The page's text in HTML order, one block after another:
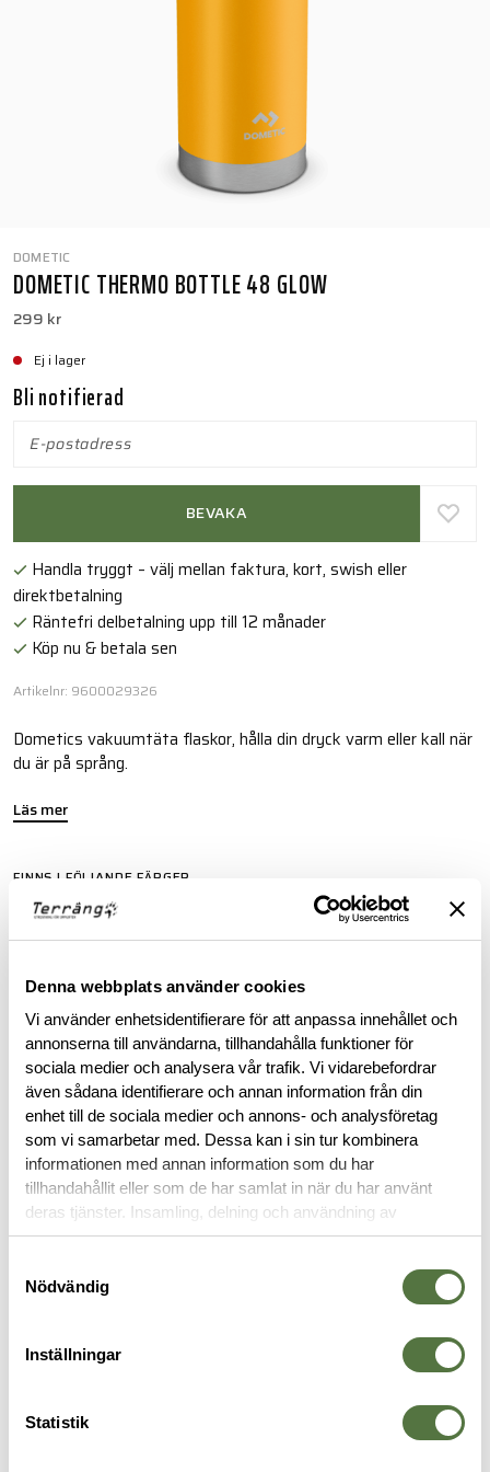
Denna webbplats använder cookies
Vi använder enhetsidentifierare för att anpassa innehållet och
annonserna till användarna, tillhandahålla funktioner för
sociala medier och analysera vår trafik. Vi vidarebefordrar
även sådana identifierare och annan information från din
enhet till de sociala medier och annons- och analysföretag
som vi samarbetar med. Dessa kan i sin tur kombinera
informationen med annan information som du har
tillhandahållit eller som de har samlat in när du har använt
deras tjänster. Insamling, delning och användning av
personuppgifter kan användas för personalisering av
Nödvändig
Inställningar
Statistik
DOMETIC
DOMETIC THERMO BOTTLE 48 GLOW
299 kr
Ej i lager
Bli notifierad
BEVAKA
Handla tryggt – välj mellan faktura, kort, swish eller
direktbetalning
Räntefri delbetalning upp till 12 månader
Köp nu & betala sen
Artikelnr: 9600029326
Dometics vakuumtäta flaskor, hålla din dryck varm eller kall när
du är på språng.
Läs mer
FINNS I FÖLJANDE FÄRGER
BESKRIVNING
SPECIFIKATIONER
RECENSIONER
TERMOSAR